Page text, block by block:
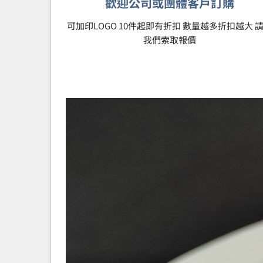
可加印LOGO 10件起即有折扣 數量越多折扣越大
我們索取報價